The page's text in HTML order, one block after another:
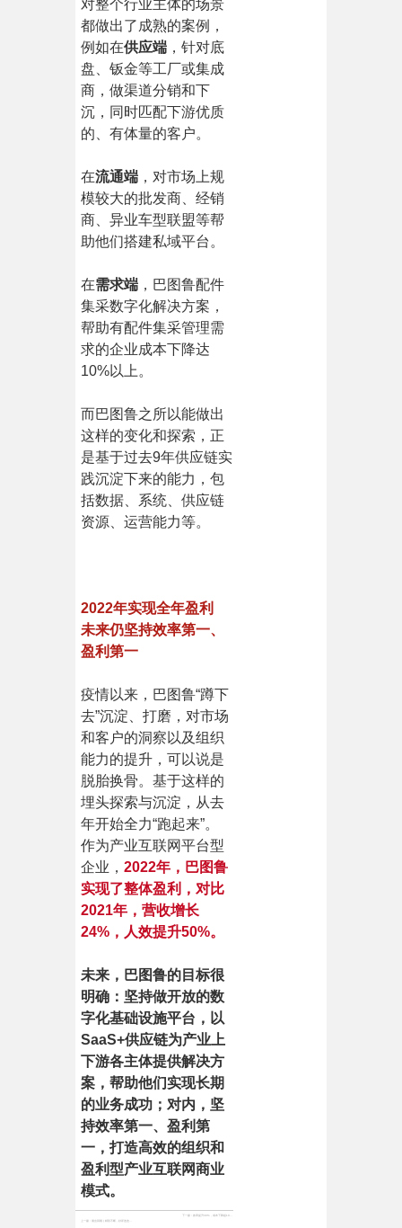
对整个行业主体的场景
都做出了成熟的案例，
例如在供应端 ，针对底
盘、钣金等工厂或集成
商，做渠道分销和下
沉，同时匹配下游优质
的、有体量的客户。
在流通端 ，对市场上规
模较大的批发商、经销
商、异业车型联盟等帮
助他们搭建私域平台。
在需求端 ，巴图鲁配件
集采数字化解决方案，
帮助有配件集采管理需
求的企业成本下降达
10%以上。
而巴图鲁之所以能做出
这样的变化和探索，正
是基于过去9年供应链实
践沉淀下来的能力，包
括数据、系统、供应链
资源、运营能力等。
2022年实现全年盈利
未来仍坚持效率第一、
盈利第一
疫情以来，巴图鲁“蹲下
去”沉淀、打磨，对市场
和客户的洞察以及组织
能力的提升，可以说是
脱胎换骨。基于这样的
埋头探索与沉淀，从去
年开始全力“跑起来”。
作为产业互联网平台型
企业，2022年，巴图鲁
实现了整体盈利，对比
2021年，营收增长
24%，人效提升50%。
未来，巴图鲁的目标很
明确：坚持做开放的数
字化基础设施平台，以
SaaS+供应链为产业上
下游各主体提供解决方
案，帮助他们实现长期
的业务成功；对内，坚
持效率第一、盈利第
一，打造高效的组织和
盈利型产业互联网商业
模式。
上一篇： 展会回顾 | 精彩不断，好评连连，巴图鲁亮相法兰克福深圳特展
下一篇： 效率提升30%，成本下降超10%，汽配集采数字化助力汽车经销商新增长